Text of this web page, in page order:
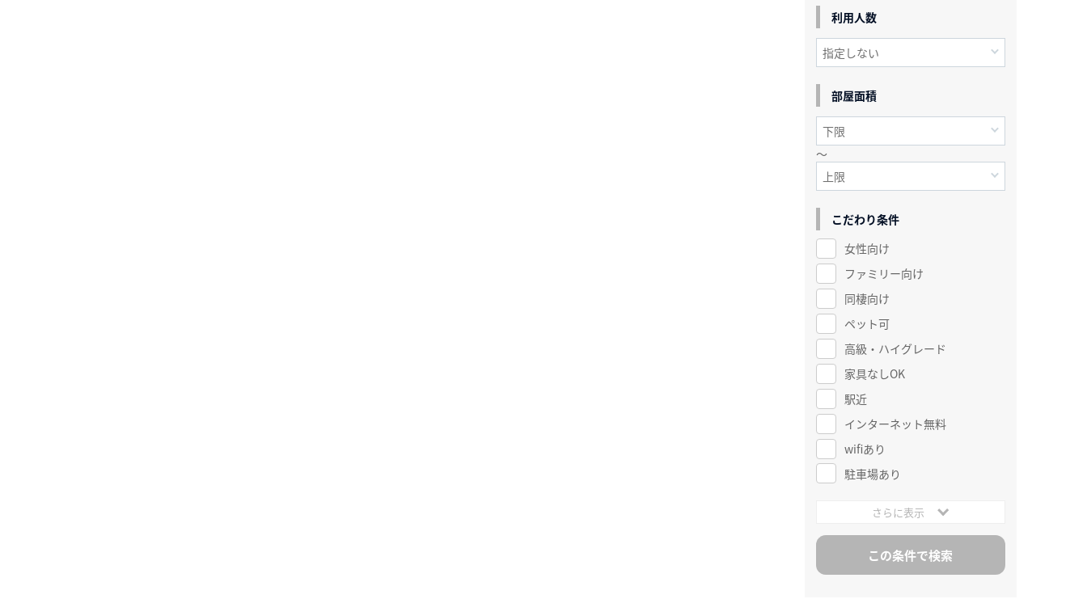
利用人数
部屋面積
～
こだわり条件
女性向け
ファミリー向け
同棲向け
ペット可
高級・ハイグレード
家具なしOK
駅近
インターネット無料
wifiあり
駐車場あり
さらに表示